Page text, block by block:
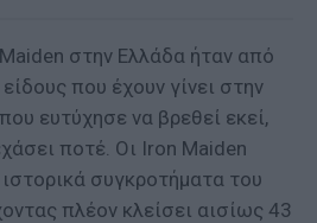
στην Ελλάδα ήταν από
που έχουν γίνει στην
ευτύχησε να βρεθεί εκεί,
ποτέ. Οι Iron Maiden
συγκροτήματα του
πλέον κλείσει αισίως 43